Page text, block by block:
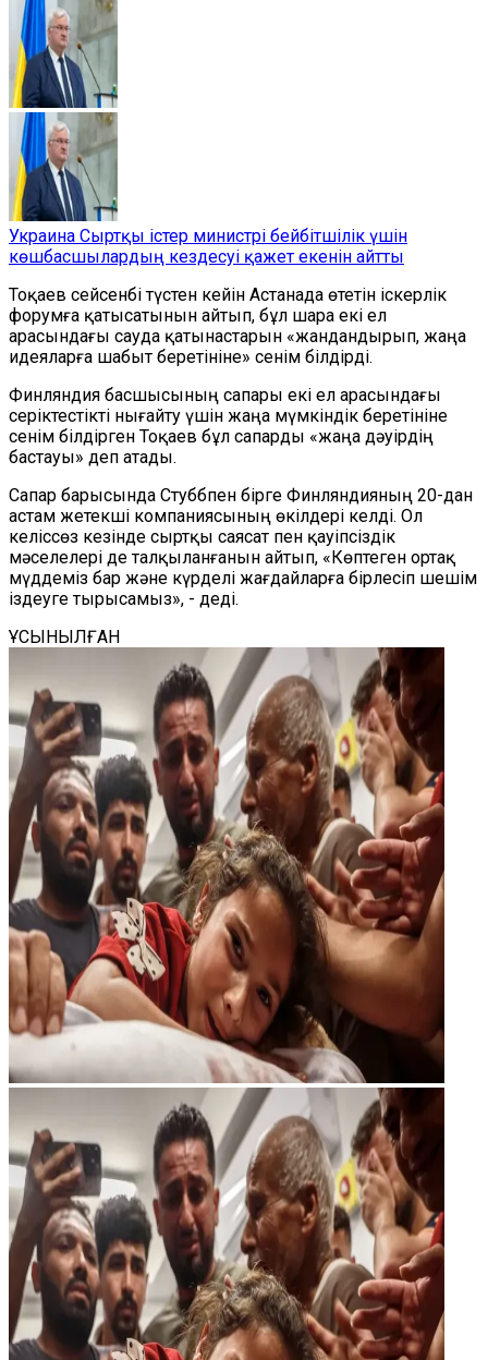
Украина Сыртқы істер министрі бейбітшілік үшін
көшбасшылардың кездесуі қажет екенін айтты
Тоқаев сейсенбі түстен кейін Астанада өтетін іскерлік
форумға қатысатынын айтып, бұл шара екі ел
арасындағы сауда қатынастарын «жандандырып, жаңа
идеяларға шабыт беретініне» сенім білдірді.
Финляндия басшысының сапары екі ел арасындағы
серіктестікті нығайту үшін жаңа мүмкіндік беретініне
сенім білдірген Тоқаев бұл сапарды «жаңа дәуірдің
бастауы» деп атады.
Сапар барысында Стуббпен бірге Финляндияның 20-дан
астам жетекші компаниясының өкілдері келді. Ол
келіссөз кезінде сыртқы саясат пен қауіпсіздік
мәселелері де талқыланғанын айтып, «Көптеген ортақ
мүддеміз бар және күрделі жағдайларға бірлесіп шешім
іздеуге тырысамыз», - деді.
ҰСЫНЫЛҒАН